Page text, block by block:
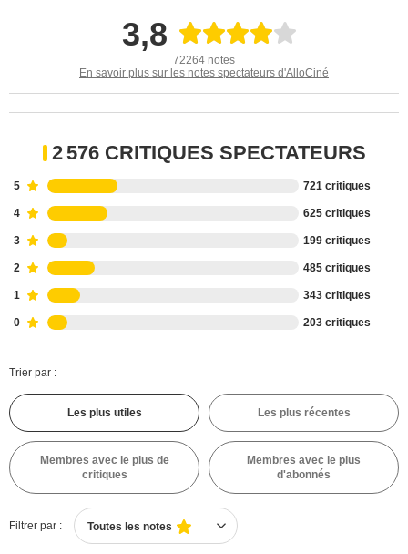
3,8
72264 notes
En savoir plus sur les notes spectateurs d'AlloCiné
2 576 CRITIQUES SPECTATEURS
5 721 critiques
4 625 critiques
3 199 critiques
2 485 critiques
1 343 critiques
0 203 critiques
Trier par :
Les plus utiles Les plus récentes
Membres avec le plus de
critiques
Membres avec le plus
d'abonnés
Filtrer par : Toutes les notes